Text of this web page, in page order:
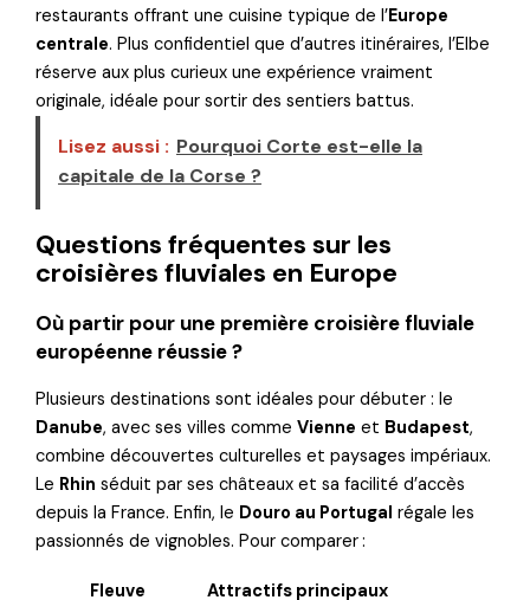
restaurants offrant une cuisine typique de l’Europe
centrale. Plus confidentiel que d’autres itinéraires, l’Elbe
réserve aux plus curieux une expérience vraiment
originale, idéale pour sortir des sentiers battus.
Lisez aussi : Pourquoi Corte est-elle la
capitale de la Corse ?
Questions fréquentes sur les
croisières fluviales en Europe
Où partir pour une première croisière fluviale
européenne réussie ?
Plusieurs destinations sont idéales pour débuter : le
Danube, avec ses villes commeVienne et Budapest,
combine découvertes culturelles et paysages impériaux.
Le Rhin séduit par ses châteaux et sa facilité d’accès
depuis la France. Enfin, le Douro au Portugal régale les
passionnés de vignobles. Pour comparer :
Fleuve Attractifs principaux